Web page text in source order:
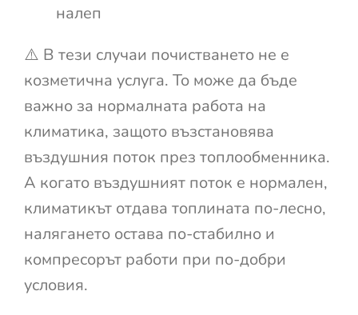
налеп
⚠️ В тези случаи почистването не е
козметична услуга. То може да бъде
важно за нормалната работа на
климатика, защото възстановява
въздушния поток през топлообменника.
А когато въздушният поток е нормален,
климатикът отдава топлината по-лесно,
налягането остава по-стабилно и
компресорът работи при по-добри
условия.